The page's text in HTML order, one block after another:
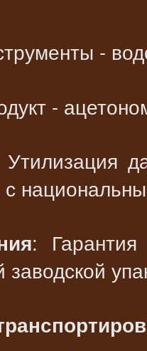
-
-
Утилизация
с
:
заводской